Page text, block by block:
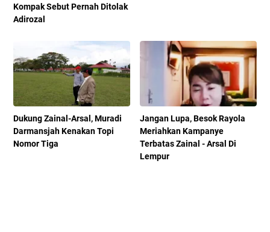
Kompak Sebut Pernah Ditolak
Adirozal
Dukung Zainal-Arsal, Muradi
Darmansjah Kenakan Topi
Nomor Tiga
Jangan Lupa, Besok Rayola
Meriahkan Kampanye
Terbatas Zainal - Arsal Di
Lempur